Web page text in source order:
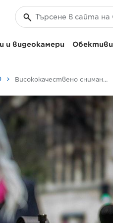
видеокамери Обективи
Висококачествено снимане на видео